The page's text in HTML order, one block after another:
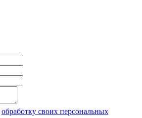
обработку своих персональных